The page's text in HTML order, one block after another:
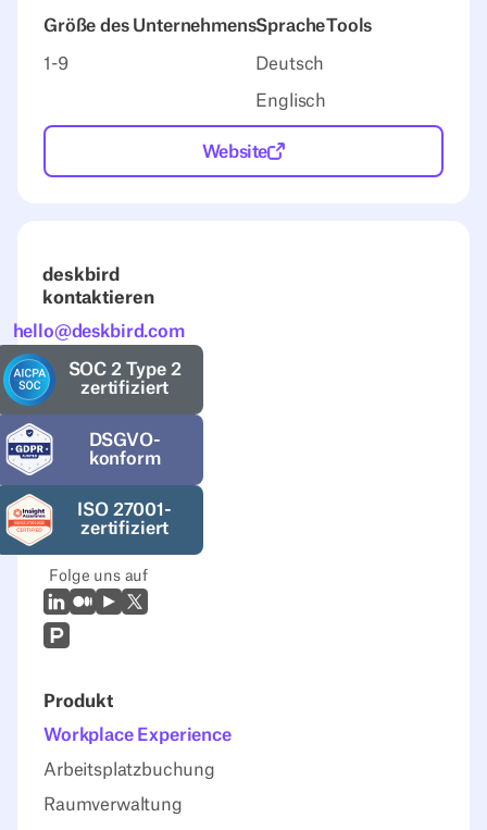
Größe des Unternehmens
1-9
Sprache
Deutsch
Englisch
Tools
Website
deskbird
kontaktieren
hello@deskbird.com
SOC 2 Type 2
zertifiziert
DSGVO-
konform
ISO 27001-
zertifiziert
Folge uns auf
LinkedIn
MittelYoutubeX (Twitter)
Prodcut Hunt
Produkt
Workplace Experience
Arbeitsplatzbuchung
Raumverwaltung